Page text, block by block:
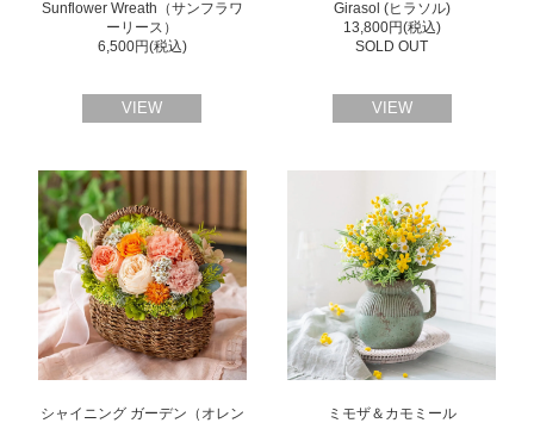
Sunflower Wreath（サンフラワ
ーリース）
6,500円(税込)
VIEW
Girasol (ヒラソル)
13,800円(税込)
SOLD OUT
VIEW
シャイニング ガーデン（オレン
ミモザ＆カモミール